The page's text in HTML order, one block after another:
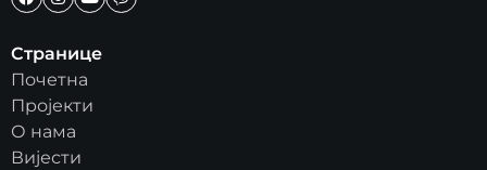
Странице
Почетна
Пројекти
О нама
Вијести